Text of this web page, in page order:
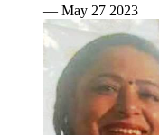
— May 27 2023